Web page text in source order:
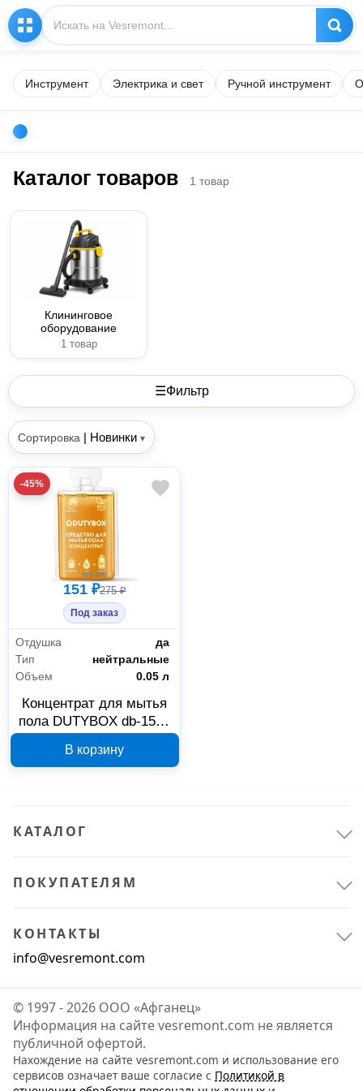
Инструмент Электрика и свет Ручной инструмент
Каталог товаров 1 товар
Клининговое
оборудование
1 товар
☰Фильтр
Сортировка | Новинки ▾
-45%
151 ₽275 ₽
Под заказ
Отдушка
да
Тип
нейтральные
Объем
0.05 л
Концентрат для мытья
пола DUTYBOX db-1504
В корзину
КАТАЛОГ
ПОКУПАТЕЛЯМ
КОНТАКТЫ
info@vesremont.com
© 1997 - 2026 ООО «Афганец»
Информация на сайте vesremont.com не является
публичной офертой.
Нахождение на сайте vesremont.com и использование его
сервисов означает ваше согласие с Политикой в